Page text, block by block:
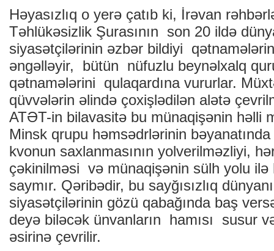
Həyasızlıq o yerə çatıb ki, İrəvan
Təhlükəsizlik Şurasının son 20 ildə
siyasətçilərinin əzbər bildiyi
əngəlləyir, bütün nüfuzlu beynəlxalq
qətnamələrini qulaqardına vururlar.
qüvvələrin əlində çoxişlədilən alətə
ATƏT-in bilavasitə bu münaqişənin həlli
Minsk qrupu həmsədrlərinin
kvonun saxlanmasının yolverilməzliyi,
çəkinilməsi və münaqişənin sülh yolu ilə
saymır. Qəribədir, bu sayğısızlıq
siyasətçilərinin gözü qabağında baş
deyə biləcək ünvanların hamısı susur
əsirinə çevrilir.